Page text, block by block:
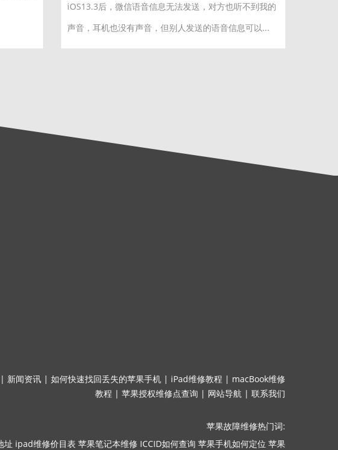
iOS13.3后，微信语音信息无法发送，对方也听不到我的
声音，耳机也没有声音，但别人发送的语音信息可以...
| 新闻资讯 | 如何快速找回丢失的苹果手机 | iPad维修教程 | macBook维修
教程 | 苹果授权维修点查询 | 网站导航 | 联系我们
苹果故障维修热门词:
址 ipad维修价目表 苹果笔记本维修 ICCID如何查询 苹果手机如何定位 苹果